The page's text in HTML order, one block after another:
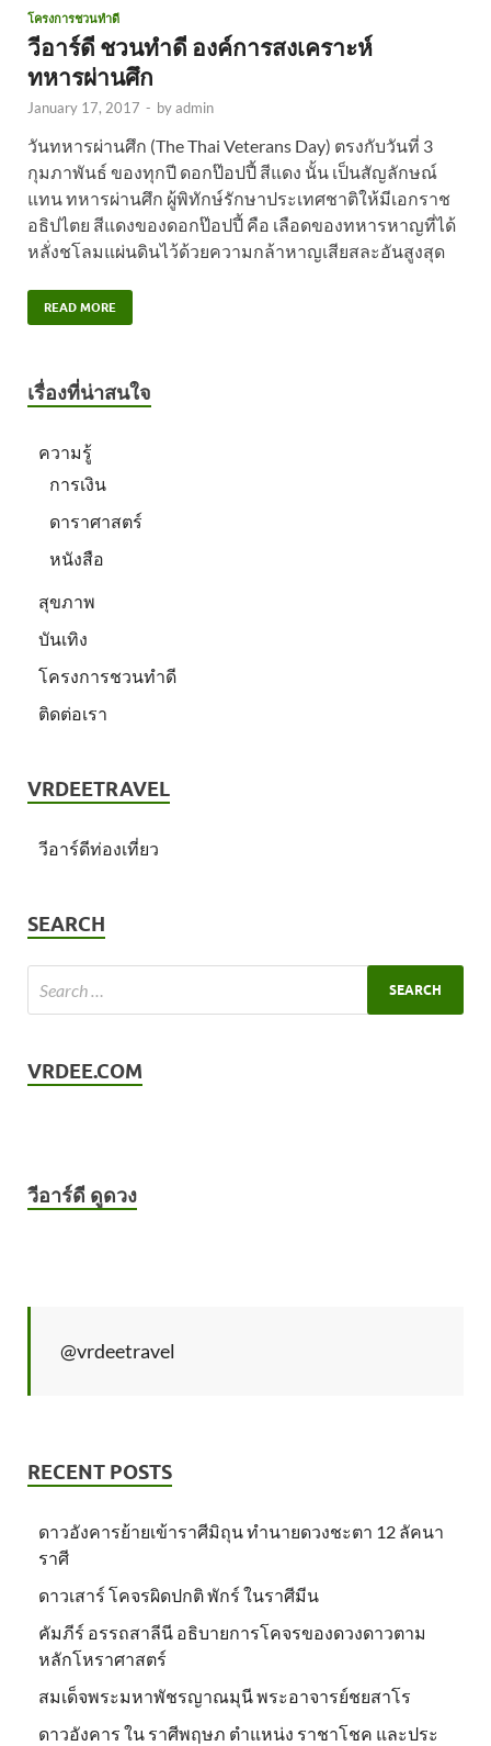
โครงการชวนทำดี
วีอาร์ดี ชวนทำดี องค์การสงเคราะห์
ทหารผ่านศึก
January 17, 2017 - byadmin
วันทหารผ่านศึก (The Thai Veterans Day) ตรงกับวันที่ 3
กุมภาพันธ์ ของทุกปี ดอกป๊อปปี้ สีแดง นั้น เป็นสัญลักษณ์
แทน ทหารผ่านศึก ผู้พิทักษ์รักษาประเทศชาติให้มีเอกราช
อธิปไตย สีแดงของดอกป๊อปปี้ คือ เลือดของทหารหาญที่ได้
หลั่งชโลมแผ่นดินไว้ด้วยความกล้าหาญเสียสละอันสูงสุด
READ MORE
เรื่องที่น่าสนใจ
ความรู้
การเงิน
ดาราศาสตร์
หนังสือ
สุขภาพ
บันเทิง
โครงการชวนทำดี
ติดต่อเรา
VRDEETRAVEL
วีอาร์ดีท่องเที่ยว
SEARCH
VRDEE.COM
วีอาร์ดี ดูดวง
@vrdeetravel
RECENT POSTS
ดาวอังคารย้ายเข้าราศีมิถุน ทำนายดวงชะตา 12 ลัคนา
ราศี
ดาวเสาร์ โคจรผิดปกติ พักร์ ในราศีมีน
คัมภีร์ อรรถสาลีนี อธิบายการโคจรของดวงดาวตาม
หลักโหราศาสตร์
สมเด็จพระมหาพัชรญาณมุนี พระอาจารย์ชยสาโร
ดาวอังคาร ใน ราศีพฤษภ ตำแหน่ง ราชาโชค และประ